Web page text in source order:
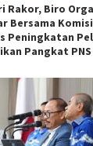
Rakor, Biro
Bersama Komisi
Peningkatan
Pangkat PNS